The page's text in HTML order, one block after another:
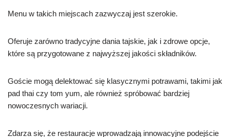
Menu w takich miejscach zazwyczaj jest szerokie.
Oferuje zarówno tradycyjne dania tajskie, jak i zdrowe opcje,
które są przygotowane z najwyższej jakości składników.
Goście mogą delektować się klasycznymi potrawami, takimi jak
pad thai czy tom yum, ale również spróbować bardziej
nowoczesnych wariacji.
Zdarza się, że restauracje wprowadzają innowacyjne podejście